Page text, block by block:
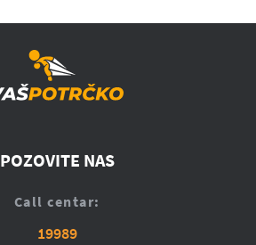
POZOVITE NAS
Call centar:
19989